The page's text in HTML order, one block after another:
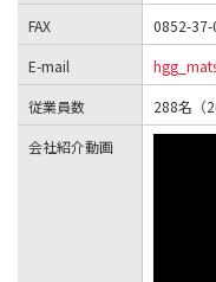
FAX
0852-37-
E-mail
従業員数
288名（
会社紹介動画